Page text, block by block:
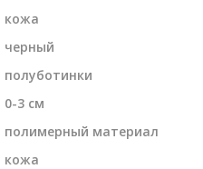
кожа
черный
полуботинки
0-3 см
полимерный материал
кожа